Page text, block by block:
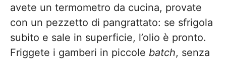
avete un termometro da cucina, provate
con un pezzetto di pangrattato: se sfrigola
subito e sale in superficie, l’olio è pronto.
Friggete i gamberi in piccole batch, senza